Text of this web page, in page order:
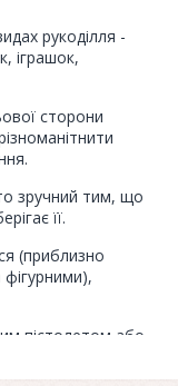
рукоділля -
іграшок,
сторони
зручний тим, що
її.
(приблизно
пістолетом або